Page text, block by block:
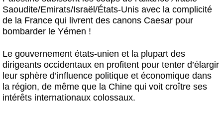
Saoudite/Emirats/Israël/États-Unis avec la complicité
de la France qui livrent des canons Caesar pour
bombarder le Yémen !
Le gouvernement états-unien et la plupart des
dirigeants occidentaux en profitent pour tenter d’élargir
leur sphère d’influence politique et économique dans
la région, de même que la Chine qui voit croître ses
intérêts internationaux colossaux.